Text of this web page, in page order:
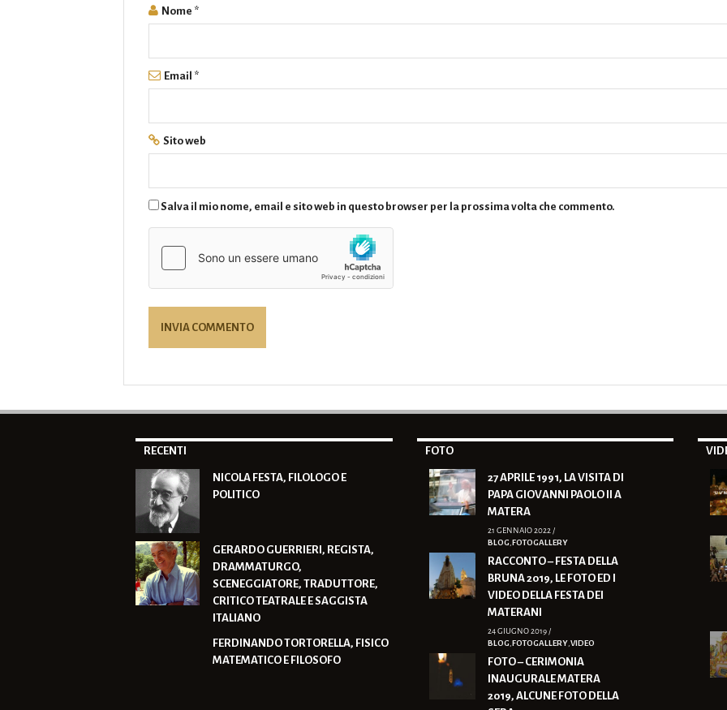
Nome *
Email *
Sito web
Salva il mio nome, email e sito web in questo browser per la prossima volta che commento.
RECENTI
NICOLA FESTA, FILOLOGO E
POLITICO
GERARDO GUERRIERI, REGISTA,
DRAMMATURGO,
SCENEGGIATORE, TRADUTTORE,
CRITICO TEATRALE E SAGGISTA
ITALIANO
FERDINANDO TORTORELLA, FISICO
MATEMATICO E FILOSOFO
FOTO
27 APRILE 1991, LA VISITA DI
PAPA GIOVANNI PAOLO II A
MATERA
21 GENNAIO 2022 /
BLOG FOTOGALLERY
RACCONTO – FESTA DELLA
BRUNA 2019, LE FOTO ED I
VIDEO DELLA FESTA DEI
MATERANI
24 GIUGNO 2019 /
BLOG FOTOGALLERY, VIDEO
FOTO – CERIMONIA
INAUGURALE MATERA
2019, ALCUNE FOTO DELLA